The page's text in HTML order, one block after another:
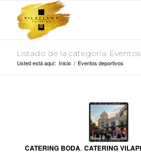
Listado de la categoría:
Usted está aquí: Inicio / Eventos deportivos
CATERING BODA, CATERING